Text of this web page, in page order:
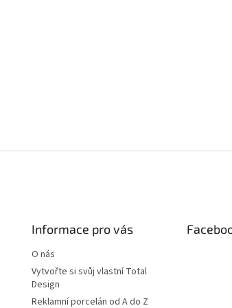
Informace pro vás
O nás
Vytvořte si svůj vlastní Total
Design
Reklamní porcelán od A do Z